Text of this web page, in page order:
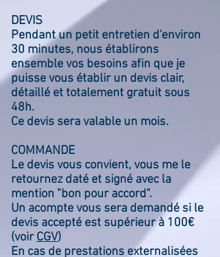
DEVIS
Pendant un petit entretien d'environ
30 minutes, nous établirons
ensemble vos besoins afin que je
puisse vous établir un devis clair,
détaillé et totalement gratuit sous
48h.
Ce devis sera valable un mois.
COMMANDE
Le devis vous convient, vous me le
retournez daté et signé avec la
mention "bon pour accord".
Un acompte vous sera demandé si le
devis accepté est supérieur à 100€
(voirCGV)
En cas de prestations externalisées